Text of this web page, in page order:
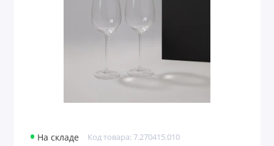
На складе Код товара: 7.270415.010